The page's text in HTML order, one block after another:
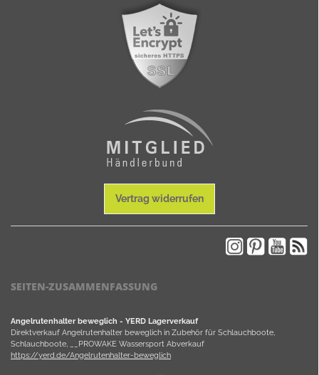
Vertrag widerrufen
SEITEN-ZUSAMMENFASSUNG
Angelrutenhalter beweglich - YERD Lagerverkauf
Direktverkauf Angelrutenhalter beweglich in Zubehör für Schlauchboote,
Schlauchboote, __PROWAKE Wassersport Abverkauf
https://yerd.de/Angelrutenhalter-beweglich